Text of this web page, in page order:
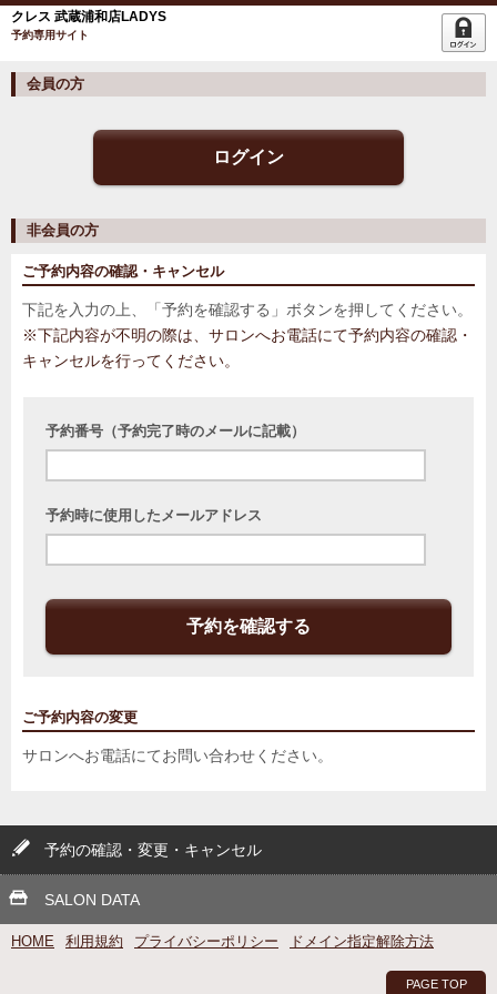
クレス 武蔵浦和店LADYS
予約専用サイト
会員の方
ログイン
非会員の方
ご予約内容の確認・キャンセル
下記を入力の上、「予約を確認する」ボタンを押してください。
※下記内容が不明の際は、サロンへお電話にて予約内容の確認・
キャンセルを行ってください。
予約番号（予約完了時のメールに記載）
予約時に使用したメールアドレス
予約を確認する
ご予約内容の変更
サロンへお電話にてお問い合わせください。
予約の確認・変更・キャンセル
SALON DATA
HOME 利用規約 プライバシーポリシー ドメイン指定解除方法
PAGE TOP